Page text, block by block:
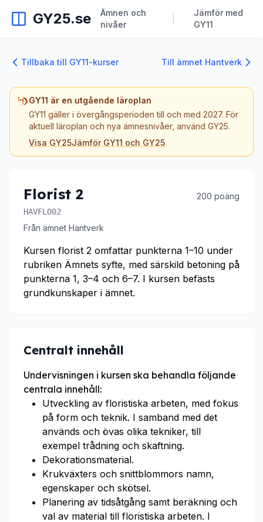
GY25.se
Ämnen och
nivåer
Jämför med
GY11
Tillbaka till GY11-kurser Till ämnet Hantverk
GY11 är en utgående läroplan
GY11 gäller i övergångsperioden till och med 2027. För
aktuell läroplan och nya ämnesnivåer, använd GY25.
Visa GY25Jämför GY11 och GY25
Florist 2 200 poäng
HAVFLO02
Från ämnet Hantverk
Kursen florist 2 omfattar punkterna 1–10 under
rubriken Ämnets syfte, med särskild betoning på
punkterna 1, 3–4 och 6–7. I kursen befästs
grundkunskaper i ämnet.
Centralt innehåll
Undervisningen i kursen ska behandla följande
centrala innehåll:
Utveckling av floristiska arbeten, med fokus
på form och teknik. I samband med det
används och övas olika tekniker, till
exempel trådning och skaftning.
Dekorationsmaterial.
Krukväxters och snittblommors namn,
egenskaper och skötsel.
Planering av tidsåtgång samt beräkning och
val av material till floristiska arbeten. I